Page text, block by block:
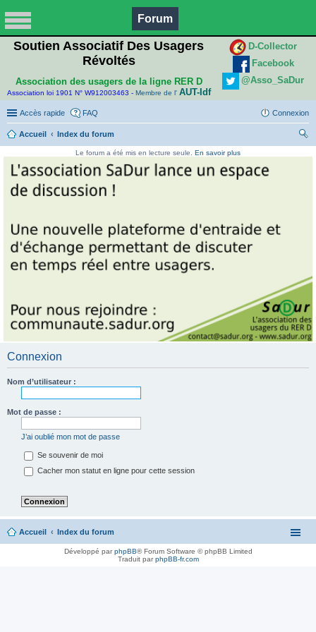
Forum
Soutien Associatif Des Usagers
Révoltés
Association des usagers de la ligne RER D
Association loi 1901 N° W912003463 - Membre de l' AUT-Idf
D-Collector
Facebook
@Asso_SaDur
Accès rapide FAQ Connexion
Accueil
Index du forum
Le forum a été mis en lecture seule. En savoir plus
Connexion
Nom d’utilisateur :
Mot de passe :
J’ai oublié mon mot de passe
Se souvenir de moi
Cacher mon statut en ligne pour cette session
Accueil Index du forum
Développé parphpBB® Forum Software © phpBB Limited
Traduit parphpBB-fr.com